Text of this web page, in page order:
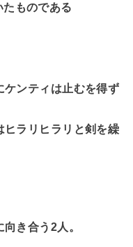
ものである
ケンティは止むを得ず
ヒラリヒラリと剣を繰
き合う2人。